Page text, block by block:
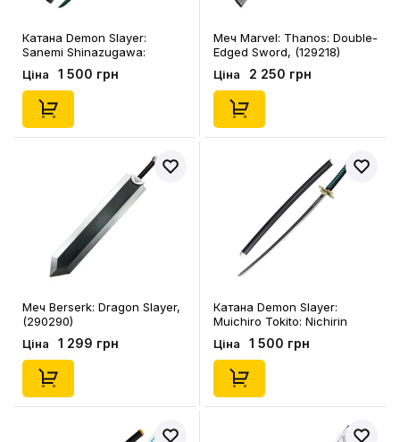
Катана Demon Slayer:
Sanemi Shinazugawa:
Nichirin Katana, (290501)
Ціна 1 500 грн
Меч Marvel: Thanos: Double-
Edged Sword, (129218)
Ціна 2 250 грн
Меч Berserk: Dragon Slayer,
(290290)
Ціна 1 299 грн
Катана Demon Slayer:
Muichiro Tokito: Nichirin
Katana, (292099)
Ціна 1 500 грн